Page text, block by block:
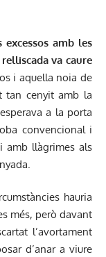
excessos amb les
va caure
i aquella noia de
tan cenyit amb la
a la porta
convencional i
amb llàgrimes als
hauria
més, però davant
l’avortament
d’anar a viure